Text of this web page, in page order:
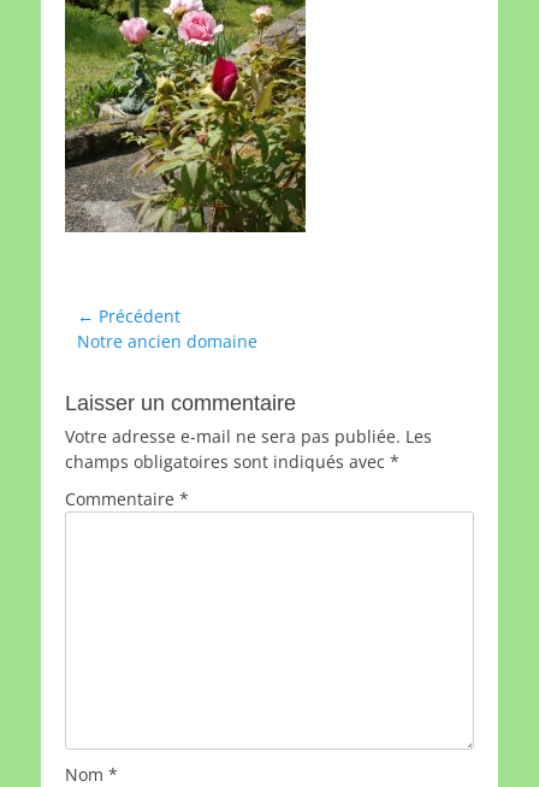
Navigation
de
← Précédent
Article
Notre ancien domaine
Laisser un commentaire
Votre adresse e-mail ne sera pas publiée. Les
champs obligatoires sont indiqués avec *
Commentaire *
Nom *